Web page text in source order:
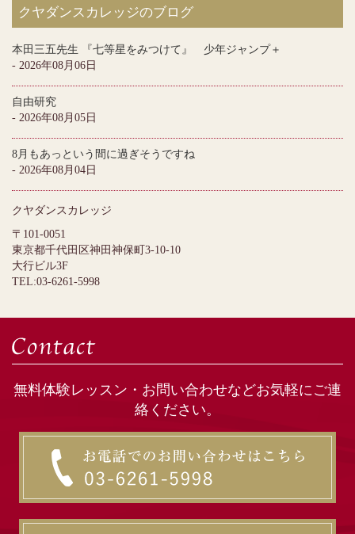
クヤダンスカレッジのブログ
本田三五先生 『七等星をみつけて』 少年ジャンプ＋
- 2026年08月06日
自由研究
- 2026年08月05日
8月もあっという間に過ぎそうですね
- 2026年08月04日
クヤダンスカレッジ
〒101-0051
東京都千代田区神田神保町3-10-10
大行ビル3F
TEL:03-6261-5998
無料体験レッスン・お問い合わせなどお気軽にご連
絡ください。